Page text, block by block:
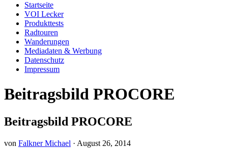
Startseite
VOI Lecker
Produkttests
Radtouren
Wanderungen
Mediadaten & Werbung
Datenschutz
Impressum
Beitragsbild PROCORE
Beitragsbild PROCORE
von Falkner Michael · August 26, 2014